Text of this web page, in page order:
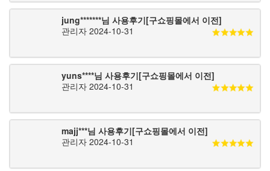
jung*******님 사용후기[구쇼핑몰에서 이전]
관리자 2024-10-31
yuns****님 사용후기[구쇼핑몰에서 이전]
관리자 2024-10-31
majj***님 사용후기[구쇼핑몰에서 이전]
관리자 2024-10-31